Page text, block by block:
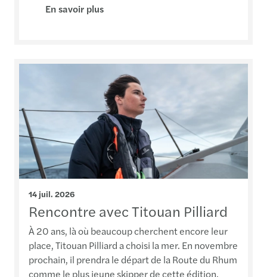
En savoir plus
14 juil. 2026
Rencontre avec Titouan Pilliard
À 20 ans, là où beaucoup cherchent encore leur
place, Titouan Pilliard a choisi la mer. En novembre
prochain, il prendra le départ de la Route du Rhum
comme le plus jeune skipper de cette édition.